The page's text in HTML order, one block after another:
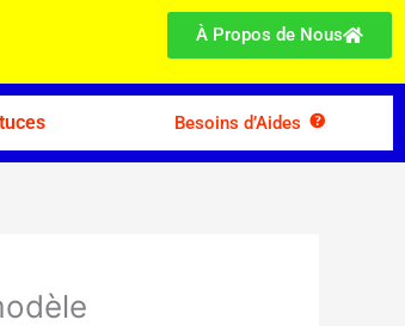
À Propos de Nous
Besoins d’Aides